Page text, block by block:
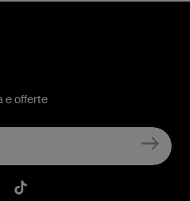
e offerte
LinkedIn
Youtube
Belkin TikTok